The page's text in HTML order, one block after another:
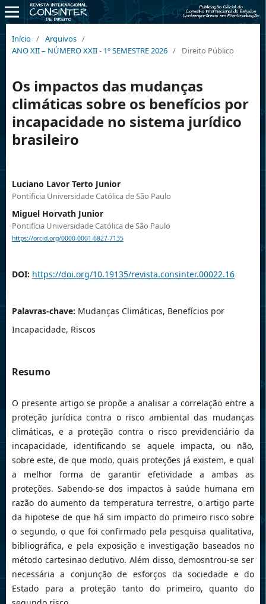
Início / Arquivos /
ANO XII – NÚMERO XXII - 1º SEMESTRE 2026 / Direito Público
Os impactos das mudanças
climáticas sobre os benefícios por
incapacidade no sistema jurídico
brasileiro
Luciano Lavor Terto Junior
Pontificia Universidade Católica de São Paulo
Miguel Horvath Junior
Pontifícia Universidade Católica de São Paulo
https://orcid.org/0000-0001-6827-7135
DOI: https://doi.org/10.19135/revista.consinter.00022.16
Palavras-chave: Mudanças Climáticas, Benefícios por
Incapacidade, Riscos
Resumo
O presente artigo se propõe a analisar a correlação entre a
proteção jurídica contra o risco ambiental das mudanças
climáticas, e a proteção contra o risco previdenciário da
incapacidade, identificando se aquele impacta, ou não,
sobre este, de que modo, quais proteções já existem, e qual
a melhor forma de garantir efetividade a ambas as
proteções. Sabendo-se dos impactos à saúde humana em
razão do aumento da temperatura terrestre, o artigo parte
da hipotese de que há sim impacto do primeiro risco sobre
o segundo, o que foi confirmado pela pesquisa qualitativa,
bibliográfica, e pela exposição e investigação baseados no
método cartesinao dedutivo. Além disso, demosntrou-se ser
necessária a conjunção de esforços da sociedade e do
Estado para a proteção tanto do primeiro, quanto do